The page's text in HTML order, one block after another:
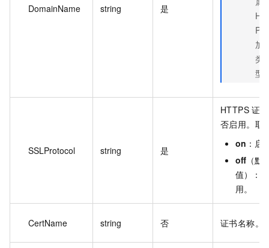
DomainName string 是
PS
加
类
型
SSLProtocol string 是
HTTPS 证
否启用。取
on ：启
off （默
值）：
用。
CertName string 否 证书名称。